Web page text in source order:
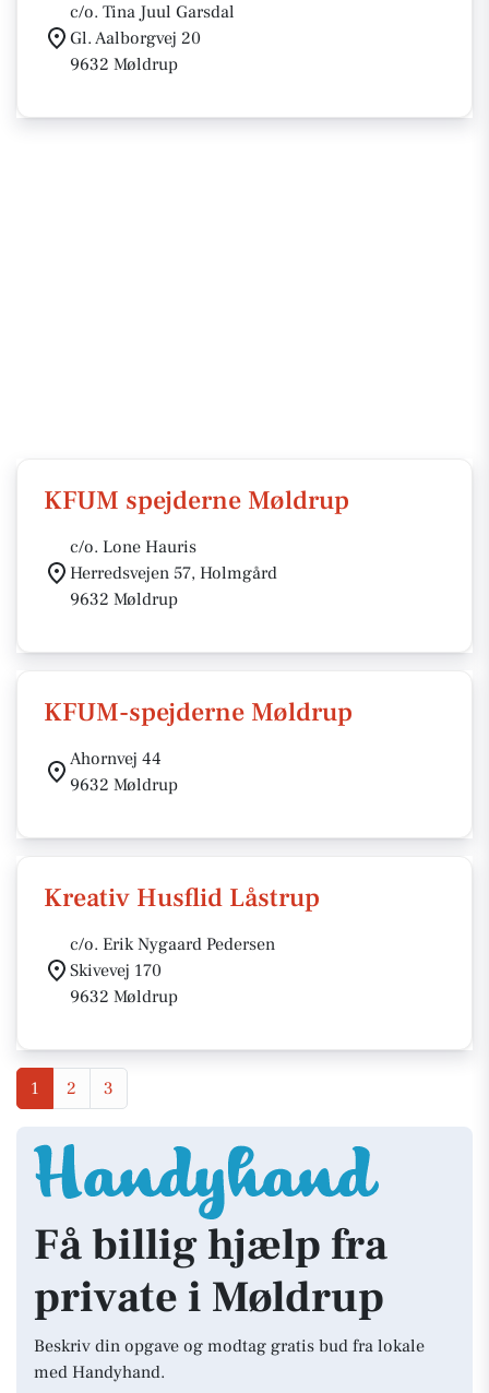
c/o. Tina Juul Garsdal
Gl. Aalborgvej 20
9632 Møldrup
KFUM spejderne Møldrup
c/o. Lone Hauris
Herredsvejen 57, Holmgård
9632 Møldrup
KFUM-spejderne Møldrup
Ahornvej 44
9632 Møldrup
Kreativ Husflid Låstrup
c/o. Erik Nygaard Pedersen
Skivevej 170
9632 Møldrup
1 2 3
Få billig hjælp fra
private i Møldrup
Beskriv din opgave og modtag gratis bud fra lokale
med Handyhand.